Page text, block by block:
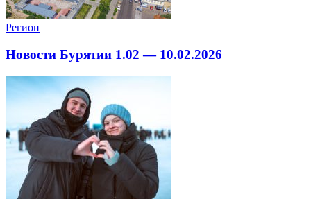
Регион
Новости Бурятии 1.02 — 10.02.2026